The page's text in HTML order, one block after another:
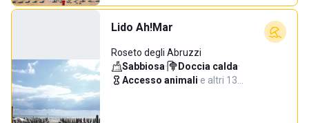
Lido Ah!Mar
Roseto degli Abruzzi
Sabbiosa· Doccia calda·
Accesso animali·e altri 13…